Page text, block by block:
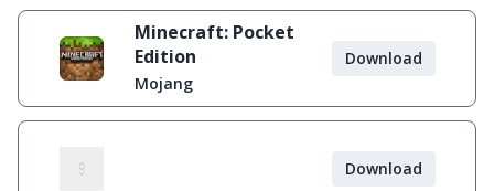
Minecraft: Pocket
Edition
Mojang
Download
Download